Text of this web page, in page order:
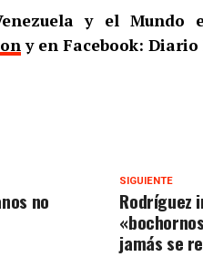
y el Mundo
y en Facebook:
SIGUIENTE
Rodríguez
jamás se
no